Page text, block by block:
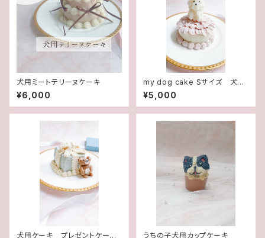
犬用ミートテリーヌケーキ
¥6,000
my dog cake Sサイズ 犬用
ケーキ 犬おやつ
¥5,000
犬用ケーキ プレゼントケー うちの子犬用カップケーキ